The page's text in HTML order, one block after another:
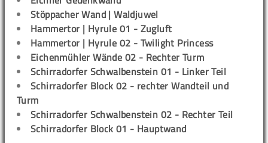
Stöppacher Wand | Waldjuwel
Hammertor | Hyrule 01 - Zugluft
Hammertor | Hyrule 02 - Twilight Princess
Eichenmühler Wände 02 - Rechter Turm
Schirradorfer Schwalbenstein 01 - Linker Teil
Schirradorfer Block 02 - rechter Wandteil und
Turm
Schirradorfer Schwalbenstein 02 - Rechter Teil
Schirradorfer Block 01 - Hauptwand